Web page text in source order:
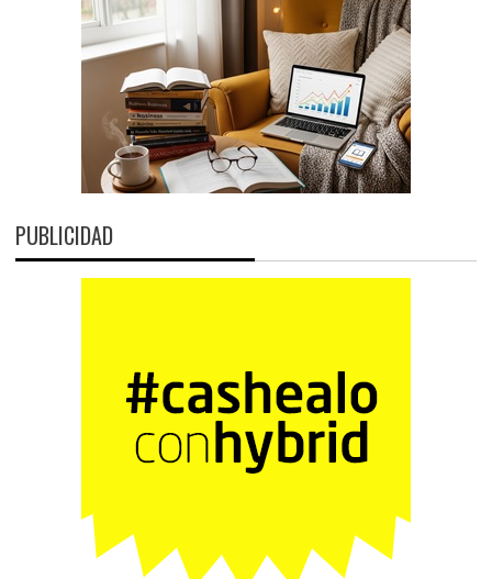
PUBLICIDAD